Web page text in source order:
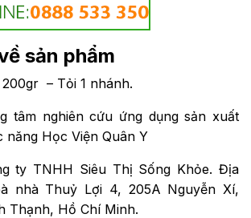
sản phẩm
– Tỏi 1 nhánh.
tâm nghiên cứu ứng dụng sản xuất
năng Học Viện Quân Y
ty TNHH Siêu Thị Sống Khỏe. Địa
nhà Thuỷ Lợi 4, 205A Nguyễn Xí,
Thạnh, Hồ Chí Minh.